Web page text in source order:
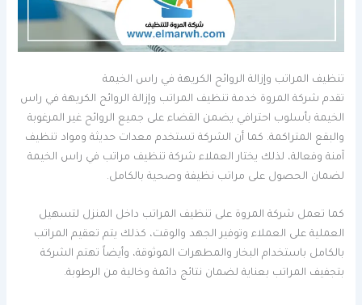
تنظيف المراتب وإزالة الروائح الكريهة في راس الخيمة
تقدم شركة المروة خدمة تنظيف المراتب وإزالة الروائح الكريهة في راس
الخيمة بأسلوب احترافي يضمن القضاء على جميع الروائح غير المرغوبة
والبقع المتراكمة. كما أن الشركة تستخدم معدات حديثة ومواد تنظيف
آمنة وفعالة، لذلك يختار العملاء شركة تنظيف مراتب في راس الخيمة
لضمان الحصول على مراتب نظيفة وصحية بالكامل.
كما تعمل شركة المروة على تنظيف المراتب داخل المنزل لتسهيل
العملية على العملاء وتوفير الجهد والوقت، كذلك يتم تعقيم المراتب
بالكامل باستخدام البخار والمطهرات الموثوقة، وأيضاً تهتم الشركة
بتجفيف المراتب بعناية لضمان نتائج دائمة وخالية من الرطوبة.